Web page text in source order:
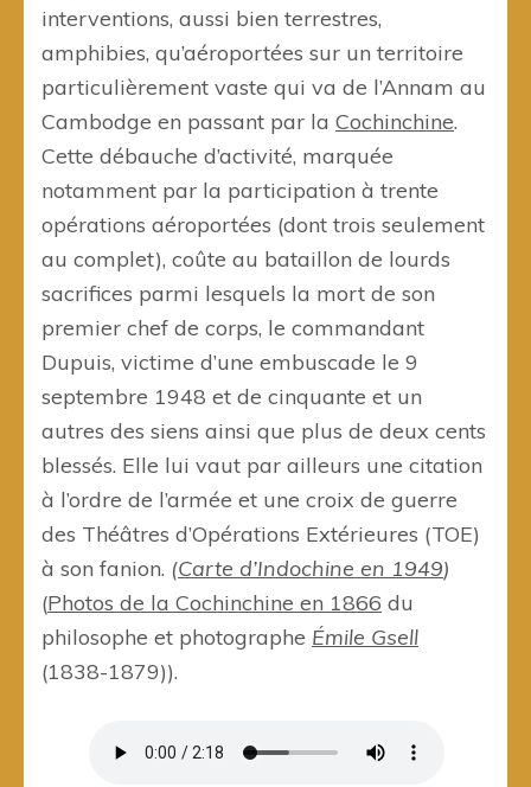
interventions, aussi bien terrestres,
amphibies, qu’aéroportées sur un territoire
particulièrement vaste qui va de l’Annam au
Cambodge en passant par la Cochinchine.
Cette débauche d’activité, marquée
notamment par la participation à trente
opérations aéroportées (dont trois seulement
au complet), coûte au bataillon de lourds
sacrifices parmi lesquels la mort de son
premier chef de corps, le commandant
Dupuis, victime d’une embuscade le 9
septembre 1948 et de cinquante et un
autres des siens ainsi que plus de deux cents
blessés. Elle lui vaut par ailleurs une citation
à l’ordre de l’armée et une croix de guerre
des Théâtres d’Opérations Extérieures (TOE)
à son fanion. (Carte d’Indochine en 1949)
(Photos de la Cochinchine en 1866 du
philosophe et photographe Émile Gsell
(1838-1879)).